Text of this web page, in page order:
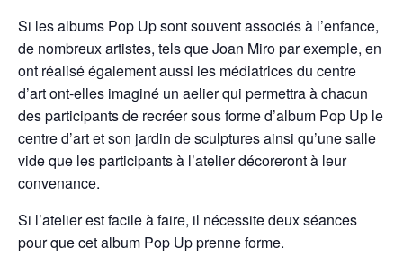
Si les albums Pop Up sont souvent associés à l’enfance,
de nombreux artistes, tels que Joan Miro par exemple, en
ont réalisé également aussi les médiatrices du centre
d’art ont-elles imaginé un aelier qui permettra à chacun
des participants de recréer sous forme d’album Pop Up le
centre d’art et son jardin de sculptures ainsi qu’une salle
vide que les participants à l’atelier décoreront à leur
convenance.
Si l’atelier est facile à faire, il nécessite deux séances
pour que cet album Pop Up prenne forme.